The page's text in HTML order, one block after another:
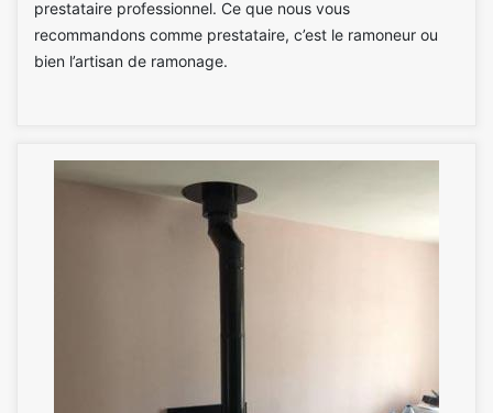
prestataire professionnel. Ce que nous vous
recommandons comme prestataire, c’est le ramoneur ou
bien l’artisan de ramonage.